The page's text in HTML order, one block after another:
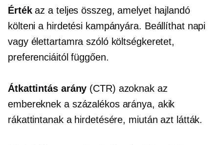
Értékaz a teljes összeg, amelyet hajlandó
költeni a hirdetési kampányára. Beállíthat napi
vagy élettartamra szóló költségkeretet,
preferenciáitól függően.
Átkattintásarány (CTR) azoknak az
embereknek a százalékos aránya, akik
rákattintanak a hirdetésére, miután azt látták.